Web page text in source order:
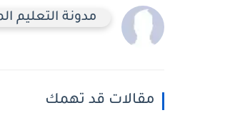
مدونة التعليم
مقالات قد تهمك